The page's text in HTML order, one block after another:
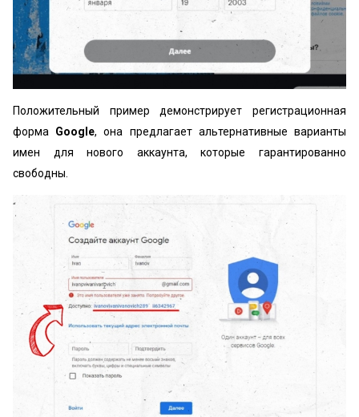
Положительный пример демонстрирует регистрационная
форма Google, она предлагает альтернативные варианты
имен для нового аккаунта, которые гарантированно
свободны.